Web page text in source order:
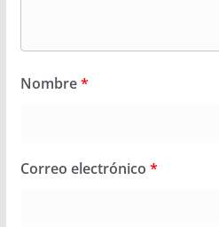
Nombre*
Correo electrónico *